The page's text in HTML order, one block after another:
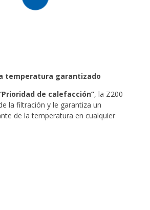
temperatura garantizado
de calefacción”, la Z200
la filtración y le garantiza un
de la temperatura en cualquier